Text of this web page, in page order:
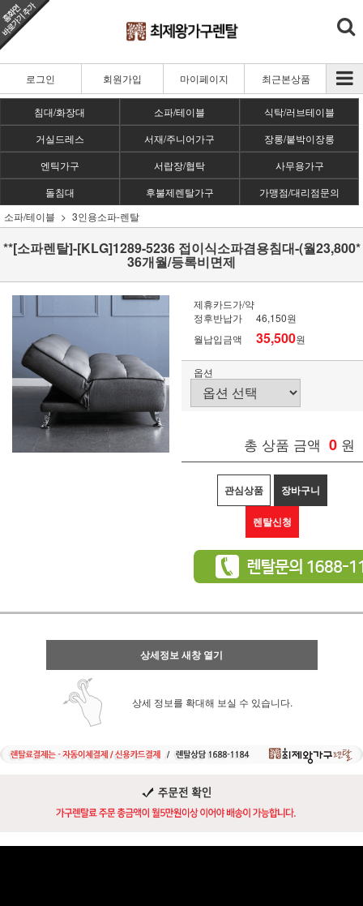
로그인 회원가입 마이페이지 최근본상품
침대/화장대 소파/테이블
식탁/러브테이블
거실드레스
서재/주니어가구
장롱/붙박이장롱
엔틱가구
서랍장/협탁
사무용가구
돌침대
후불제렌탈가구
가맹점/대리점문의
소파/테이블
3인용소파-렌탈
**[소파렌탈]-[KLG]1289-5236 접이식소파겸용침대-(월23,800*
36개월/등록비면제
제휴카드가/약
정후반납가
46,150원
월납입금액
35,500원
옵션
총 상품 금액 0 원
관심상품 장바구니
렌탈신청
상세정보 새창 열기
상세 정보를 확대해 보실 수 있습니다.